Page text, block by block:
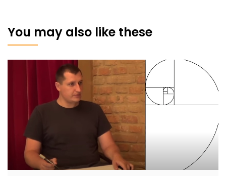
You may also like these